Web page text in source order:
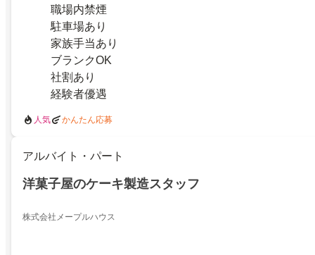
職場内禁煙
駐車場あり
家族手当あり
ブランクOK
社割あり
経験者優遇
人気 かんたん応募
アルバイト・パート
洋菓子屋のケーキ製造スタッフ
株式会社メープルハウス